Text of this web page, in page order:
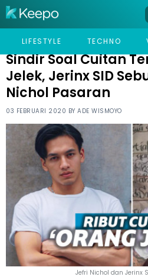
LIFESTYLE TECHNO
HOME CELEB
SINDIR SOAL CUITAN
Sindir Soal Cuitan
Jelek, Jerinx SID
Nichol Pasaran
03 FEBRUARI 2020 BY ADE WISMOYO
Jefri Nichol dan Jerinx